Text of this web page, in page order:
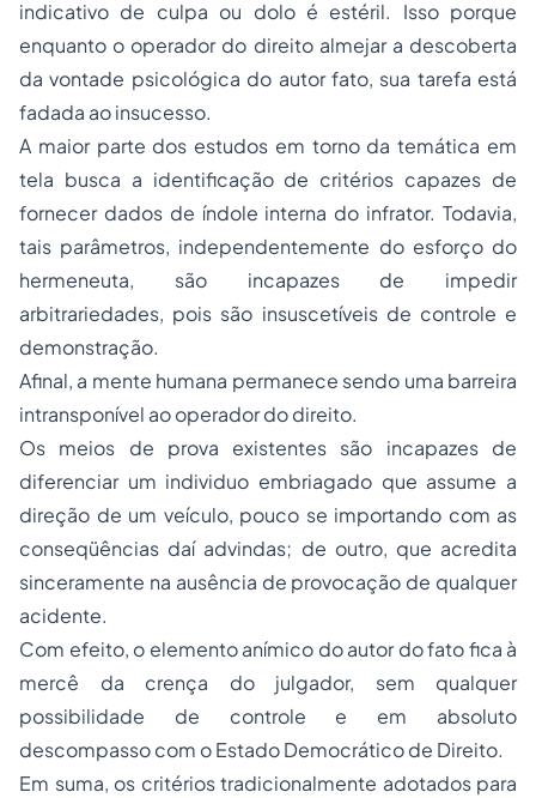
indicativo de culpa ou dolo é estéril. Isso porque
enquanto o operador do direito almejar a descoberta
da vontade psicológica do autor fato, sua tarefa está
fadada ao insucesso.
A maior parte dos estudos em torno da temática em
tela busca a identificação de critérios capazes de
fornecer dados de índole interna do infrator. Todavia,
tais parâmetros, independentemente do esforço do
hermeneuta, são incapazes de impedir
arbitrariedades, pois são insuscetíveis de controle e
demonstração.
Afinal, a mente humana permanece sendo uma barreira
intransponível ao operador do direito.
Os meios de prova existentes são incapazes de
diferenciar um individuo embriagado que assume a
direção de um veículo, pouco se importando com as
conseqüências daí advindas; de outro, que acredita
sinceramente na ausência de provocação de qualquer
acidente.
Com efeito, o elemento anímico do autor do fato fica à
mercê da crença do julgador, sem qualquer
possibilidade de controle e em absoluto
descompasso com o Estado Democrático de Direito.
Em suma, os critérios tradicionalmente adotados para